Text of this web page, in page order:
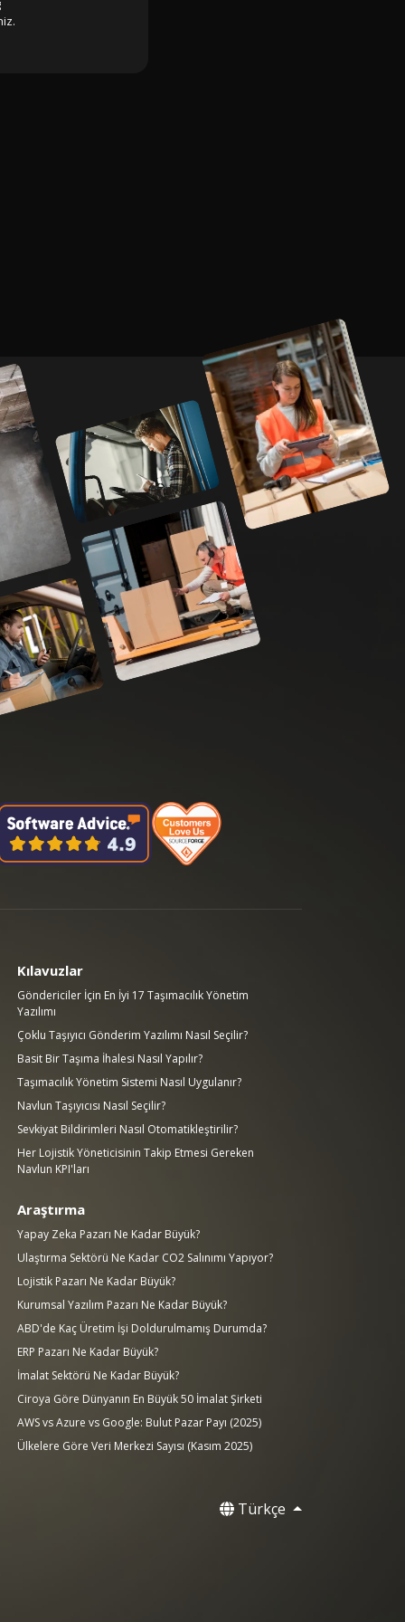
Kılavuzlar
Göndericiler İçin En İyi 17 Taşımacılık Yönetim
Yazılımı
Çoklu Taşıyıcı Gönderim Yazılımı Nasıl Seçilir?
Basit Bir Taşıma İhalesi Nasıl Yapılır?
Taşımacılık Yönetim Sistemi Nasıl Uygulanır?
Navlun Taşıyıcısı Nasıl Seçilir?
Sevkiyat Bildirimleri Nasıl Otomatikleştirilir?
Her Lojistik Yöneticisinin Takip Etmesi Gereken
Navlun KPI'ları
Araştırma
Yapay Zeka Pazarı Ne Kadar Büyük?
Ulaştırma Sektörü Ne Kadar CO2 Salınımı Yapıyor?
Lojistik Pazarı Ne Kadar Büyük?
Kurumsal Yazılım Pazarı Ne Kadar Büyük?
ABD'de Kaç Üretim İşi Doldurulmamış Durumda?
ERP Pazarı Ne Kadar Büyük?
İmalat Sektörü Ne Kadar Büyük?
Ciroya Göre Dünyanın En Büyük 50 İmalat Şirketi
AWS vs Azure vs Google: Bulut Pazar Payı (2025)
Ülkelere Göre Veri Merkezi Sayısı (Kasım 2025)
Türkçe